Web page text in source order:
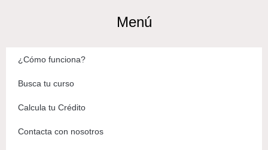
Menú
¿Cómo funciona?
Busca tu curso
Calcula tu Crédito
Contacta con nosotros